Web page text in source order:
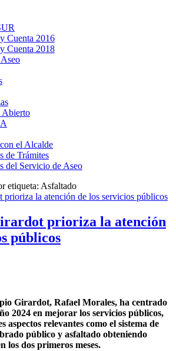
Cuenta 2016
Cuenta 2018
Abierto
el Alcalde
de Trámites
del Servicio de Aseo
etiqueta: Asfaltado
prioriza la atención
públicos
Girardot, Rafael Morales, ha centrado
2024 en mejorar los servicios públicos,
aspectos relevantes como el sistema de
público y asfaltado obteniendo
los dos primeros meses.